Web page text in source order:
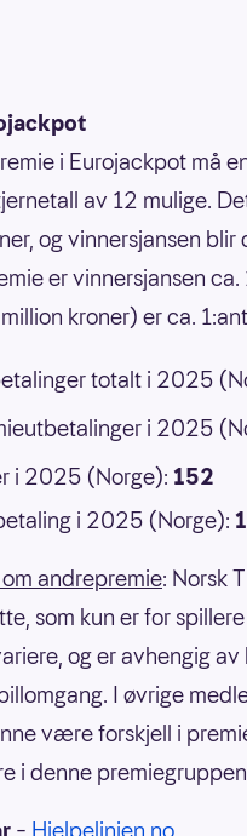
i Eurojackpot må
av 12 mulige.
og vinnersjansen
er vinnersjansen
kroner) er ca.
totalt i 2025
i 2025
i 2025 (Norge): 152
i 2025 (Norge):
andrepremie: Norsk
som kun er for
og er avhengig
I øvrige
være forskjell i
i denne